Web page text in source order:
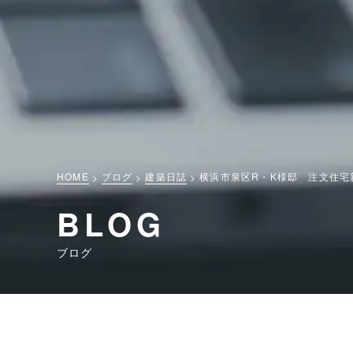
HOME ブログ 建築日誌 横浜市泉区R・K様邸 注文住宅
BLOG
ブログ